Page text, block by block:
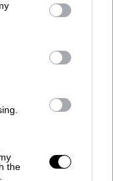
You may click to
party tags to
in below Google
the
κοινωνία.
το
το
το
σε
η
την πατρίδα»,